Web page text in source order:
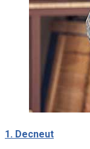
1. Decneut